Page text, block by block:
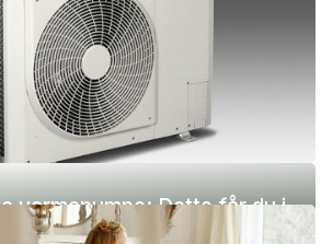
varmepumpe: Dette får du i